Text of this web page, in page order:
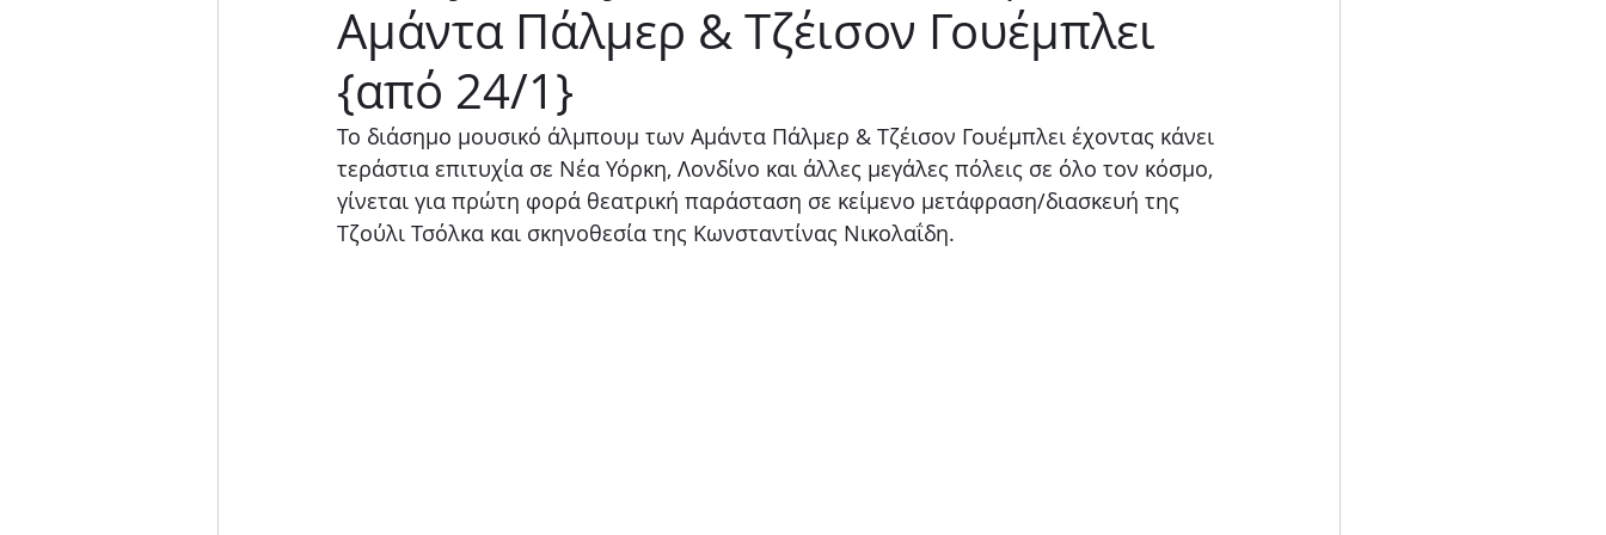
Μουσική παράσταση Παιδικό Stand up Φαντασίας Ψυχολογία Blog
Αμάντα Πάλμερ & Τζέισον Γουέμπλει
{από 24/1}
Το διάσημο μουσικό άλμπουμ των Αμάντα Πάλμερ & Τζέισον Γουέμπλει έχοντας κάνει
τεράστια επιτυχία σε Νέα Υόρκη, Λονδίνο και άλλες μεγάλες πόλεις σε όλο τον κόσμο,
γίνεται για πρώτη φορά θεατρική παράσταση σε κείμενο μετάφραση/διασκευή της
Τζούλι Τσόλκα και σκηνοθεσία της Κωνσταντίνας Νικολαΐδη.